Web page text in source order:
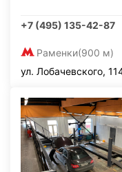
+7 (495) 135-42-87
Раменки(900 м)
ул. Лобачевского,